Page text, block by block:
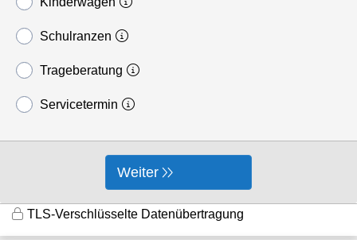
Schulranzen
Trageberatung
Servicetermin
Weiter
TLS-Verschlüsselte Datenübertragung